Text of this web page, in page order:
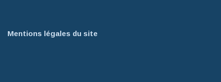
Mentions légales du site